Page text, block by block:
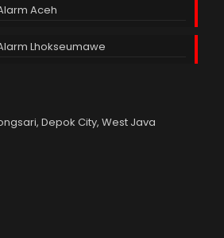
Aceh
Lhokseumawe
Depok City, West Java